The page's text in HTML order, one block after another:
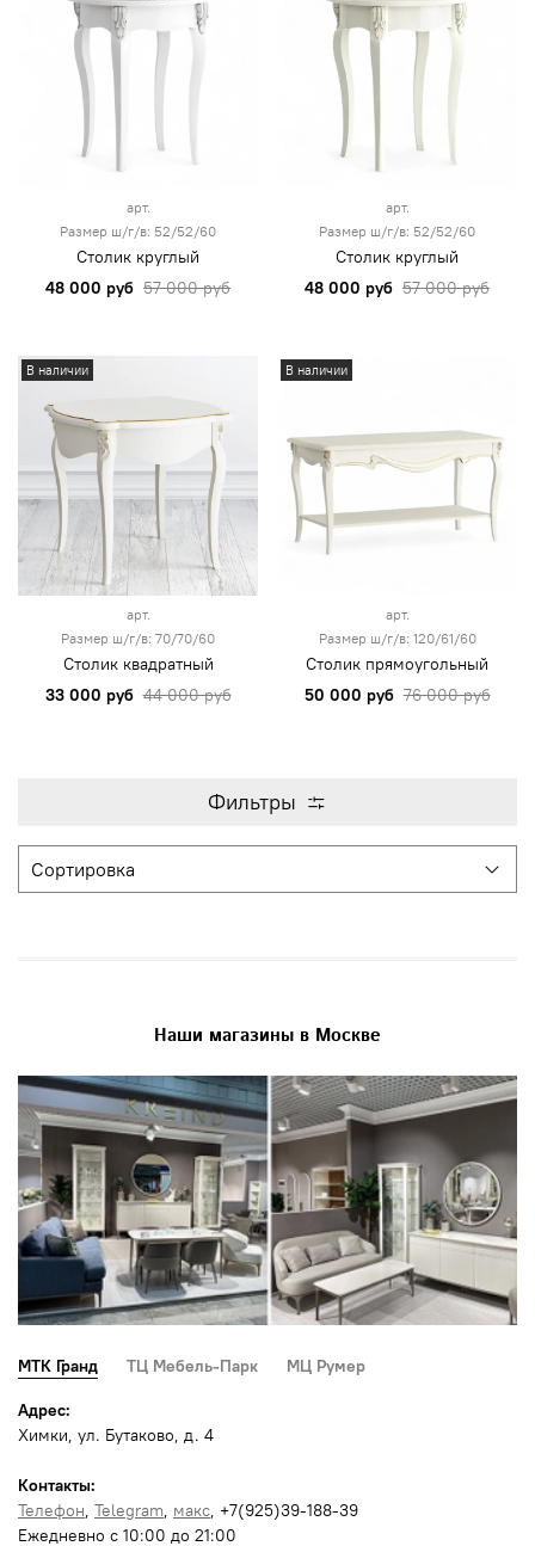
арт.
Размер ш/г/в: 52/52/60
Столик круглый
48 000 руб 57 000 руб
арт.
Размер ш/г/в: 52/52/60
Столик круглый
48 000 руб 57 000 руб
В наличии
арт.
Размер ш/г/в: 70/70/60
Столик квадратный
33 000 руб 44 000 руб
В наличии
арт.
Размер ш/г/в: 120/61/60
Столик прямоугольный
50 000 руб 76 000 руб
Фильтры
Наши магазины в Москве
МТК Гранд ТЦ Мебель-Парк МЦ Румер
Адрес:
Химки, ул. Бутаково, д. 4
Контакты:
Телефон, Telegram, макс, +7(925)39-188-39
Ежедневно с 10:00 до 21:00